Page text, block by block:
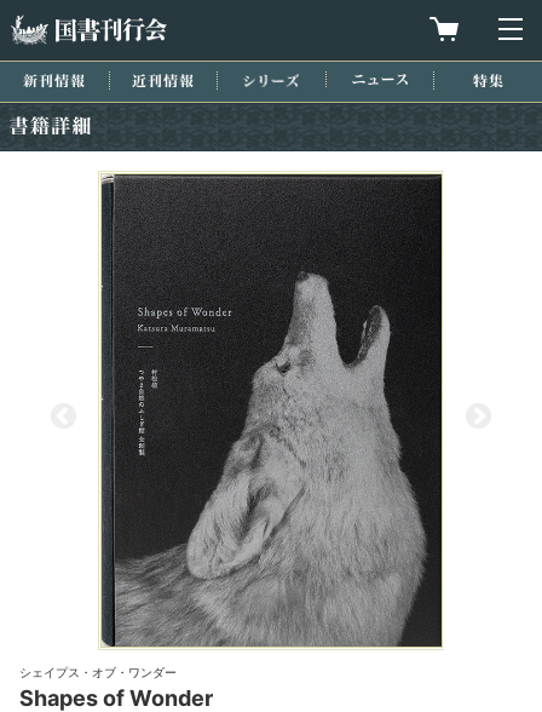
買物カゴを
新刊情報 近刊情報 シリーズ ニュース
シェイプス・オブ・ワンダー
Shapes of Wonder